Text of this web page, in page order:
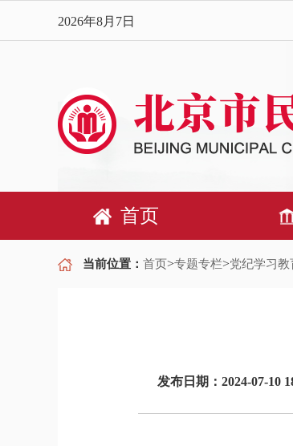
2026年8月7日
首页
当前位置： 首页>专题专栏>党纪学习教
发布日期：2024-07-10